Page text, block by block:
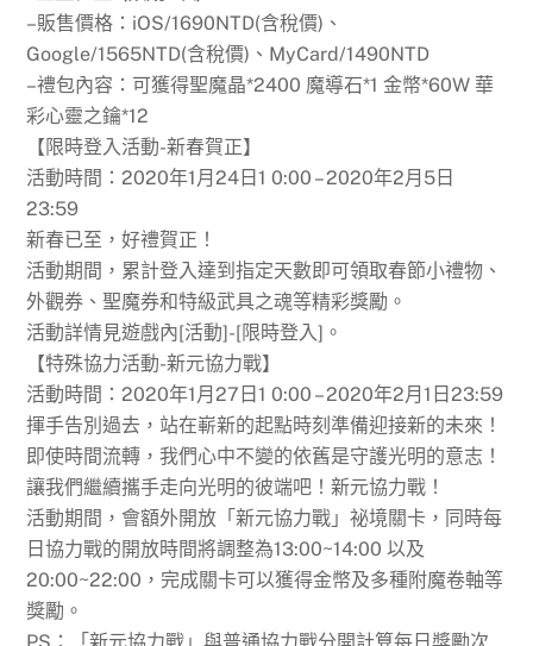
–販售價格：iOS/1690NTD(含稅價)、
Google/1565NTD(含稅價)、MyCard/1490NTD
–禮包內容：可獲得聖魔晶*2400 魔導石*1 金幣*60W 華
彩心靈之鑰*12
【限時登入活動-新春賀正】
活動時間：2020年1月24日1 0:00 – 2020年2月5日
23:59
新春已至，好禮賀正！
活動期間，累計登入達到指定天數即可領取春節小禮物、
外觀券、聖魔券和特級武具之魂等精彩獎勵。
活動詳情見遊戲內[活動]-[限時登入]。
【特殊協力活動-新元協力戰】
活動時間：2020年1月27日1 0:00 – 2020年2月1日23:59
揮手告別過去，站在嶄新的起點時刻準備迎接新的未來！
即使時間流轉，我們心中不變的依舊是守護光明的意志！
讓我們繼續攜手走向光明的彼端吧！新元協力戰！
活動期間，會額外開放「新元協力戰」祕境關卡，同時每
日協力戰的開放時間將調整為13:00~14:00 以及
20:00~22:00，完成關卡可以獲得金幣及多種附魔卷軸等
獎勵。